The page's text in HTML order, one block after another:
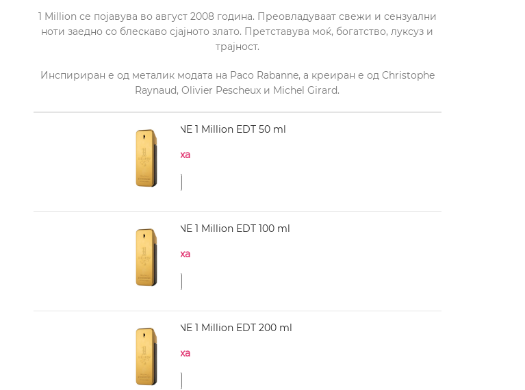
1 Million се појавува во август 2008 година. Преовладуваат свежи и сензуални
ноти заедно со блескаво сјајното злато. Претставува моќ, богатство, луксуз и
трајност.
Инспириран е од металик модата на Paco Rabanne, а креиран е од Christophe
Raynaud, Olivier Pescheux и Michel Girard.
PACO RABANNE 1 Million EDT 50 ml
Нема на залиха
PACO RABANNE 1 Million EDT 100 ml
Нема на залиха
PACO RABANNE 1 Million EDT 200 ml
Нема на залиха